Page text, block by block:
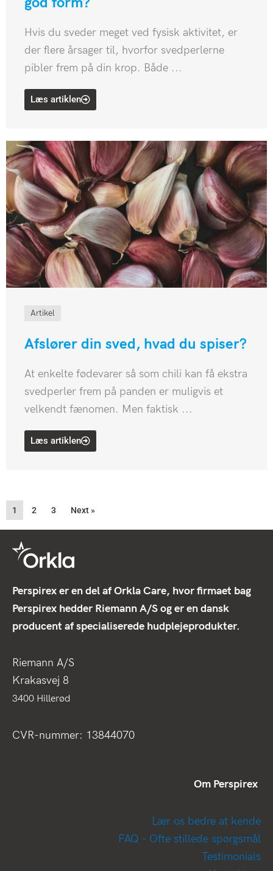
Hvis du sveder meget ved fysisk aktivitet, er
der flere årsager til, hvorfor svedperlerne
pibler frem på din krop. Både ...
Læs artiklen
Artikel
Afslører din sved, hvad du spiser?
At enkelte fødevarer så som chili kan få ekstra
svedperler frem på panden er muligvis et
velkendt fænomen. Men faktisk ...
Læs artiklen
1 2 3 Next »
Perspirex er en del af Orkla Care, hvor firmaet bag
Perspirex hedder Riemann A/S og er en dansk
producent af specialiserede hudplejeprodukter.
Riemann A/S
Krakasvej 8
3400 Hillerød
CVR-nummer: 13844070
Om Perspirex
Lær os bedre at kende
FAQ – Ofte stillede spørgsmål
Testimonials